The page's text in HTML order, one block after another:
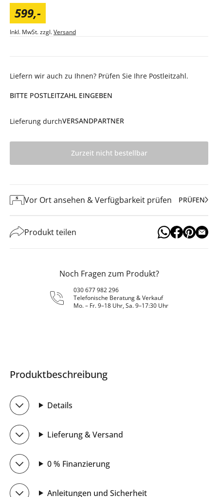
599,-
Inkl. MwSt. zzgl.Versand
Liefern wir auch zu Ihnen? Prüfen Sie Ihre Postleitzahl.
BITTE POSTLEITZAHL EINGEBEN
Lieferung durchVERSANDPARTNER
Zurzeit nicht bestellbar
Vor Ort ansehen & Verfügbarkeit prüfen PRÜFEN
Produkt teilen
Noch Fragen zum Produkt?
030 677 982 296
Telefonische Beratung & Verkauf
Mo. – Fr. 9–18 Uhr, Sa. 9–17:30 Uhr
Produktbeschreibung
Details
Lieferung & Versand
0 % Finanzierung
Anleitungen und Sicherheit